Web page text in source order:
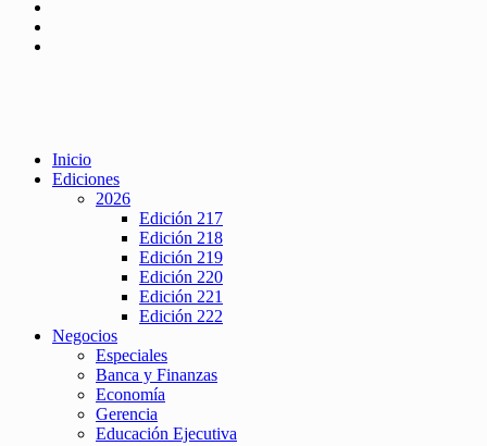
Inicio
Ediciones
2026
Edición 217
Edición 218
Edición 219
Edición 220
Edición 221
Edición 222
Negocios
Especiales
Banca y Finanzas
Economía
Gerencia
Educación Ejecutiva